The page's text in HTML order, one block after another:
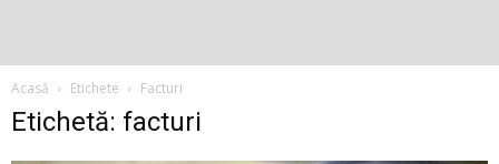
Acasă Etichete Facturi
Etichetă: facturi